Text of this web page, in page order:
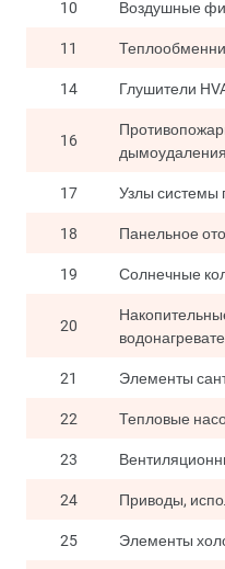
10
Воздушные
11
14
Глушители
16
дымоудаления
17
Узлы системы
18
Панельное
19
Солнечные
20
21
Элементы
22
Тепловые
23
24
Приводы,
25
Элементы